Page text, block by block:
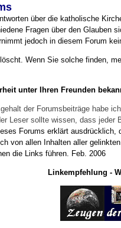
über die katholische
Fragen über den Glauben
jedoch in diesem Forum
Wenn Sie solche finden,
unter Ihren Freunden
der Forumsbeiträge habe
Leser sollte wissen, dass
Forums erklärt
von allen Inhalten aller
die Links führen. Feb. 2006
Linkempfehlung -